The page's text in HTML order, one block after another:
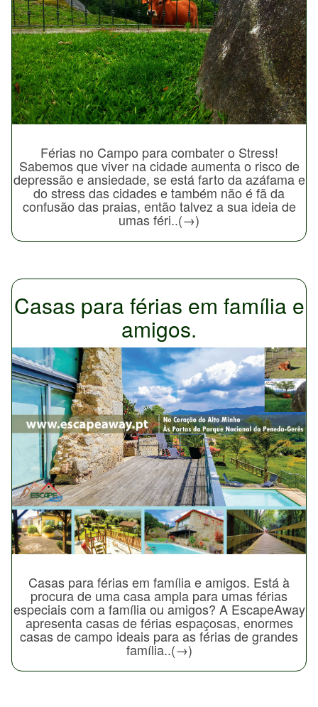
Férias no Campo para combater o Stress!
Sabemos que viver na cidade aumenta o risco de
depressão e ansiedade, se está farto da azáfama e
do stress das cidades e também não é fã da
confusão das praias, então talvez a sua ideia de
umas féri..(→)
Casas para férias em família e
amigos.
Casas para férias em família e amigos. Está à
procura de uma casa ampla para umas férias
especiais com a família ou amigos? A EscapeAway
apresenta casas de férias espaçosas, enormes
casas de campo ideais para as férias de grandes
família..(→)